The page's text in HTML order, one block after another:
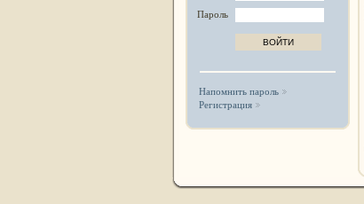
Пароль
Напомнить пароль
Регистрация